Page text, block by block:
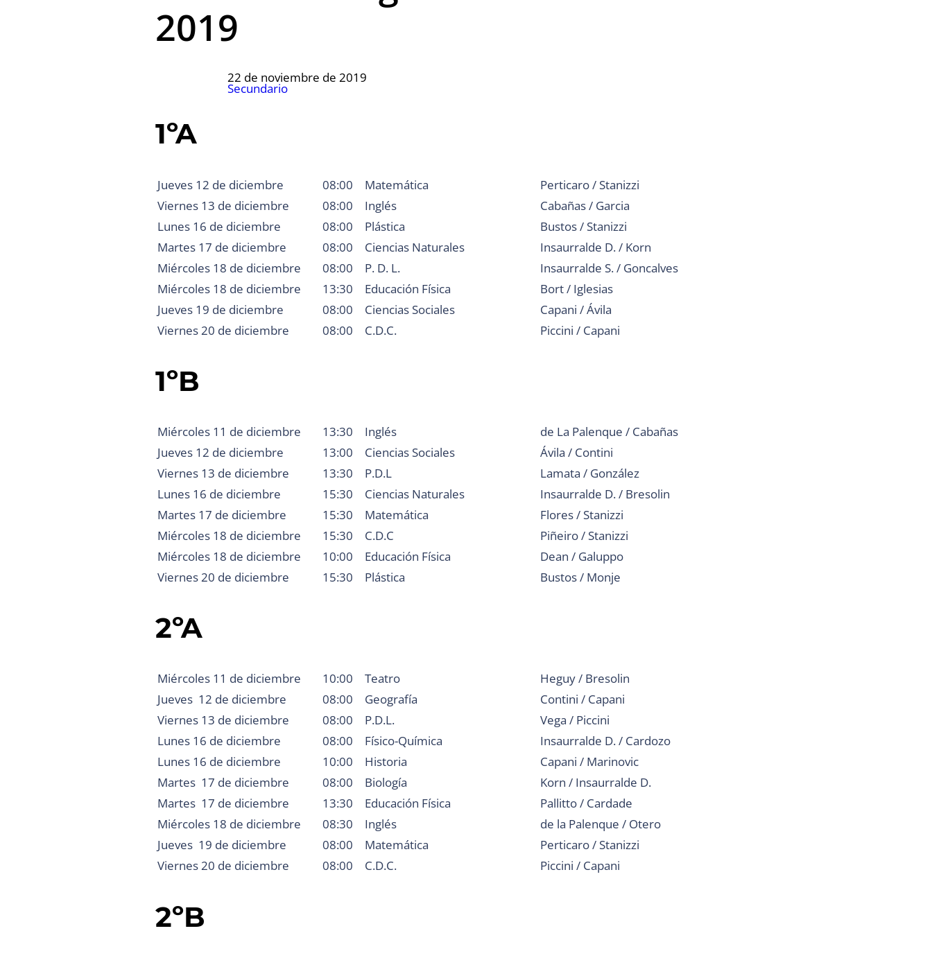
2019
22 de noviembre de 2019
Secundario
1ºA
Jueves 12 de diciembre 08:00 Matemática
Perticaro / Stanizzi
Viernes 13 de diciembre
08:00 Inglés
Cabañas / Garcia
Lunes 16 de diciembre
08:00 Plástica
Bustos / Stanizzi
Martes 17 de diciembre
08:00 Ciencias Naturales
Insaurralde D. / Korn
Miércoles 18 de diciembre
08:00 P. D. L.
Insaurralde S. / Goncalves
Miércoles 18 de diciembre
13:30 Educación Física
Bort / Iglesias
Jueves 19 de diciembre
08:00 Ciencias Sociales
Capani / Ávila
Viernes 20 de diciembre
08:00 C.D.C. Piccini / Capani
1ºB
Miércoles 11 de diciembre 13:30 Inglés
de La Palenque / Cabañas
Jueves 12 de diciembre
13:00 Ciencias Sociales
Ávila / Contini
Viernes 13 de diciembre
13:30 P.D.L
Lamata / González
Lunes 16 de diciembre
15:30 Ciencias Naturales
Insaurralde D. / Bresolin
Martes 17 de diciembre
15:30 Matemática
Flores / Stanizzi
Miércoles 18 de diciembre
15:30 C.D.C
Piñeiro / Stanizzi
Miércoles 18 de diciembre
10:00 Educación Física
Dean / Galuppo
Viernes 20 de diciembre
15:30 Plástica Bustos / Monje
2ºA
Miércoles 11 de diciembre 10:00 Teatro
Heguy / Bresolin
Jueves 12 de diciembre
08:00 Geografía
Contini / Capani
Viernes 13 de diciembre
08:00 P.D.L.
Vega / Piccini
Lunes 16 de diciembre
08:00 Físico-Química
Insaurralde D. / Cardozo
Lunes 16 de diciembre
10:00 Historia
Capani / Marinovic
Martes 17 de diciembre
08:00 Biología
Korn / Insaurralde D.
Martes 17 de diciembre
13:30 Educación Física
Pallitto / Cardade
Miércoles 18 de diciembre
08:30 Inglés
de la Palenque / Otero
Jueves 19 de diciembre
08:00 Matemática
Perticaro / Stanizzi
Viernes 20 de diciembre
08:00 C.D.C. Piccini / Capani
2ºB